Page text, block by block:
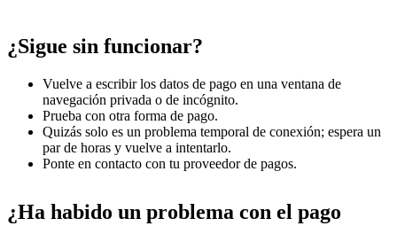
¿Sigue sin funcionar?
Vuelve a escribir los datos de pago en una ventana de
navegación privada o de incógnito.
Prueba con otra forma de pago.
Quizás solo es un problema temporal de conexión; espera un
par de horas y vuelve a intentarlo.
Ponte en contacto con tu proveedor de pagos.
¿Ha habido un problema con el pago